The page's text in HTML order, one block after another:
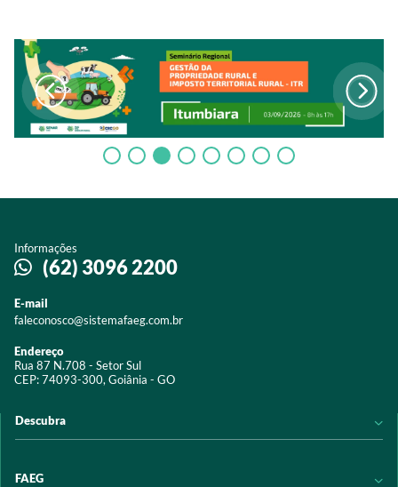
Informações
(62) 3096 2200
E-mail
faleconosco@sistemafaeg.com.br
Endereço
Rua 87 N.708 - Setor Sul
CEP: 74093-300, Goiânia - GO
Descubra
FAEG